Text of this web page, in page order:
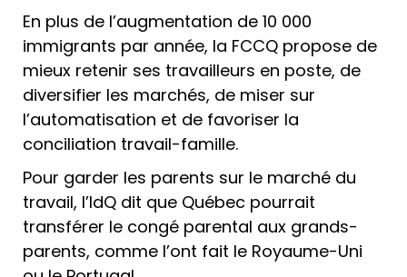
En plus de l’augmentation de 10 000
immigrants par année, la FCCQ propose de
mieux retenir ses travailleurs en poste, de
diversifier les marchés, de miser sur
l’automatisation et de favoriser la
conciliation travail-famille.
Pour garder les parents sur le marché du
travail, l’IdQ dit que Québec pourrait
transférer le congé parental aux grands-
parents, comme l’ont fait le Royaume-Uni